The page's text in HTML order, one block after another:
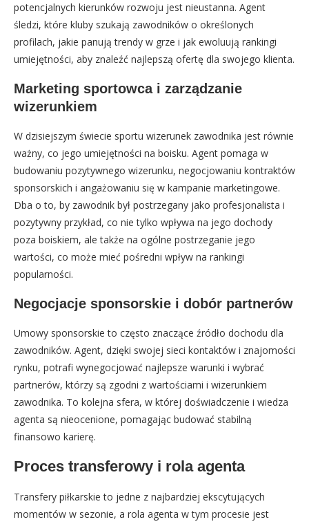
potencjalnych kierunków rozwoju jest nieustanna. Agent
śledzi, które kluby szukają zawodników o określonych
profilach, jakie panują trendy w grze i jak ewoluują rankingi
umiejętności, aby znaleźć najlepszą ofertę dla swojego klienta.
Marketing sportowca i zarządzanie
wizerunkiem
W dzisiejszym świecie sportu wizerunek zawodnika jest równie
ważny, co jego umiejętności na boisku. Agent pomaga w
budowaniu pozytywnego wizerunku, negocjowaniu kontraktów
sponsorskich i angażowaniu się w kampanie marketingowe.
Dba o to, by zawodnik był postrzegany jako profesjonalista i
pozytywny przykład, co nie tylko wpływa na jego dochody
poza boiskiem, ale także na ogólne postrzeganie jego
wartości, co może mieć pośredni wpływ na rankingi
popularności.
Negocjacje sponsorskie i dobór partnerów
Umowy sponsorskie to często znaczące źródło dochodu dla
zawodników. Agent, dzięki swojej sieci kontaktów i znajomości
rynku, potrafi wynegocjować najlepsze warunki i wybrać
partnerów, którzy są zgodni z wartościami i wizerunkiem
zawodnika. To kolejna sfera, w której doświadczenie i wiedza
agenta są nieocenione, pomagając budować stabilną
finansowo karierę.
Proces transferowy i rola agenta
Transfery piłkarskie to jedne z najbardziej ekscytujących
momentów w sezonie, a rola agenta w tym procesie jest